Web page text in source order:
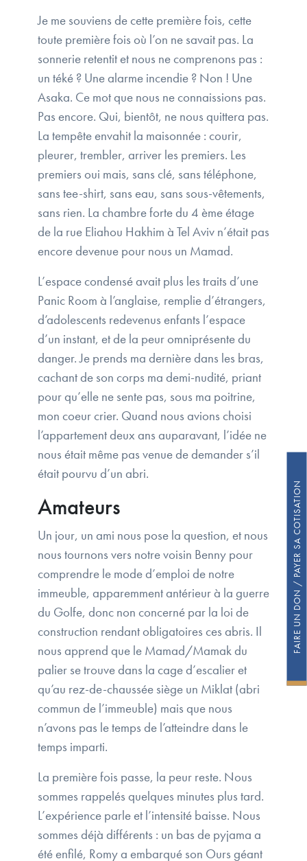
FAIRE UN DON / PAYER SA COTISATION
Je me souviens de cette première fois, cette
toute première fois où l’on ne savait pas. La
sonnerie retentit et nous ne comprenons pas :
un téké ? Une alarme incendie ? Non ! Une
Asaka. Ce mot que nous ne connaissions pas.
Pas encore. Qui, bientôt, ne nous quittera pas.
La tempête envahit la maisonnée : courir,
pleurer, trembler, arriver les premiers. Les
premiers oui mais, sans clé, sans téléphone,
sans tee-shirt, sans eau, sans sous-vêtements,
sans rien. La chambre forte du 4 ème étage
de la rue Eliahou Hakhim à Tel Aviv n’était pas
encore devenue pour nous un Mamad.
L’espace condensé avait plus les traits d’une
Panic Room à l’anglaise, remplie d’étrangers,
d’adolescents redevenus enfants l’espace
d’un instant, et de la peur omniprésente du
danger. Je prends ma dernière dans les bras,
cachant de son corps ma demi-nudité, priant
pour qu’elle ne sente pas, sous ma poitrine,
mon coeur crier. Quand nous avions choisi
l’appartement deux ans auparavant, l’idée ne
nous était même pas venue de demander s’il
était pourvu d’un abri.
Amateurs
Un jour, un ami nous pose la question, et nous
nous tournons vers notre voisin Benny pour
comprendre le mode d’emploi de notre
immeuble, apparemment antérieur à la guerre
du Golfe, donc non concerné par la loi de
construction rendant obligatoires ces abris. Il
nous apprend que le Mamad/Mamak du
palier se trouve dans la cage d’escalier et
qu’au rez-de-chaussée siège un Miklat (abri
commun de l’immeuble) mais que nous
n’avons pas le temps de l’atteindre dans le
temps imparti.
La première fois passe, la peur reste. Nous
sommes rappelés quelques minutes plus tard.
L’expérience parle et l’intensité baisse. Nous
sommes déjà différents : un bas de pyjama a
été enfilé, Romy a embarqué son Ours géant